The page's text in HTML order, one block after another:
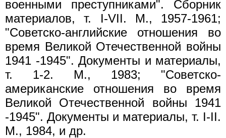
военными преступниками". Сборник
материалов, т. I-VII. М., 1957-1961;
"Советско-английские отношения во
время Великой Отечественной войны
1941 -1945". Документы и материалы,
т. 1-2. М., 1983; "Советско-
американские отношения во время
Великой Отечественной войны 1941
-1945". Документы и материалы, т. I-II.
М., 1984, и др.